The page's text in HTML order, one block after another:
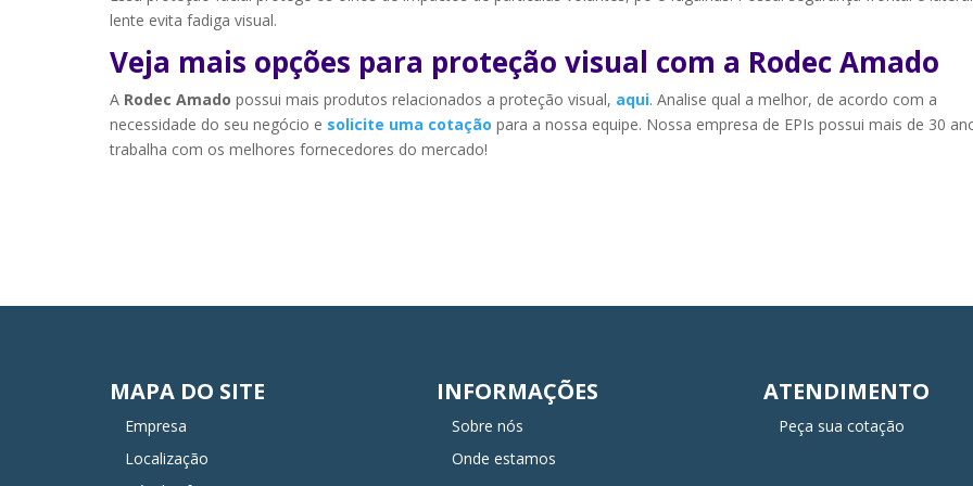
lente evita fadiga visual.
Veja mais opções para proteção visual com a Rodec Amado
A Rodec Amado possui mais produtos relacionados a proteção visual, aqui. Analise qual a melhor, de acordo com a
necessidade do seu negócio e solicite uma cotação para a nossa equipe. Nossa empresa de EPIs possui mais de 30
trabalha com os melhores fornecedores do mercado!
MAPA DO SITE
Empresa
Localização
INFORMAÇÕES
Sobre nós
Onde estamos
ATENDIMENTO
Peça sua cotação